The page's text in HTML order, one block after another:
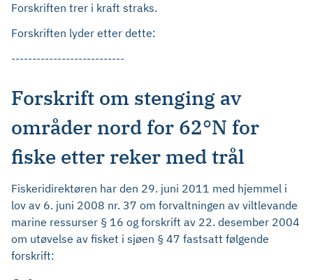
Forskriften trer i kraft straks.
Forskriften lyder etter dette:
---------------------------
Forskrift om stenging av
områder nord for 62°N for
fiske etter reker med trål
Fiskeridirektøren har den 29. juni 2011 med hjemmel i
lov av 6. juni 2008 nr. 37 om forvaltningen av viltlevande
marine ressurser § 16 og forskrift av 22. desember 2004
om utøvelse av fisket i sjøen § 47 fastsatt følgende
forskrift: